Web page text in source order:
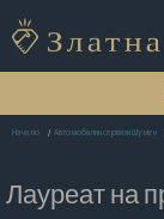
Начало Автомобилни сервизи Шумен
Лауреат на